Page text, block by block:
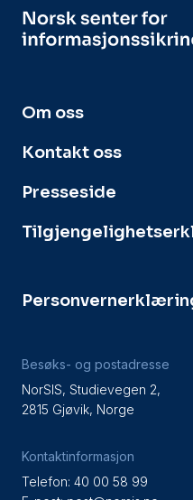
Om oss
Kontakt oss
Presseside
Besøks- og postadresse
NorSIS, Studievegen 2,
2815 Gjøvik, Norge
Kontaktinformasjon
Telefon: 40 00 58 99